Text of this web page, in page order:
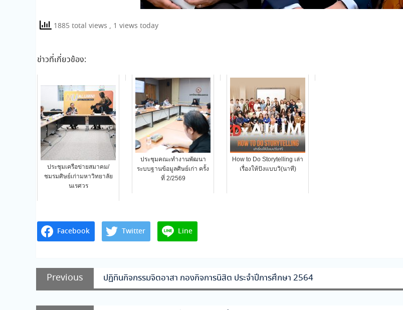
1885 total views , 1 views today
ข่าวที่เกี่ยวข้อง:
ประชุมเครือข่ายสมาคม/
ชมรมศิษย์เก่ามหาวิทยาลัย
นเรศวร
ประชุมคณะทำงานพัฒนา
ระบบฐานข้อมูลศิษย์เก่า ครั้ง
ที่ 2/2569
How to Do Storytelling เล่า
เรื่องให้ปังแบบวิ(นาที)
Facebook Twitter Line
แนะแนว
เรื่อง
Previous
Previous
post:
ปฏิทินกิจกรรมจิตอาสา กองกิจการนิสิต ประจำปีการศึกษา 2564